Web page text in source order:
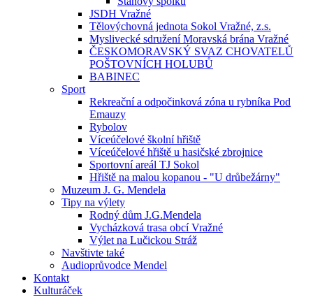
JSDH Vražné
Tělovýchovná jednota Sokol Vražné, z.s.
Myslivecké sdružení Moravská brána Vražné
ČESKOMORAVSKÝ SVAZ CHOVATELŮ
POŠTOVNÍCH HOLUBŮ
BABINEC
Sport
Rekreační a odpočinková zóna u rybníka Pod
Emauzy
Rybolov
Víceúčelové školní hřiště
Víceúčelové hřiště u hasičské zbrojnice
Sportovní areál TJ Sokol
Hřiště na malou kopanou - "U drůbežárny"
Muzeum J. G. Mendela
Tipy na výlety
Rodný dům J.G.Mendela
Vycházková trasa obcí Vražné
Výlet na Lučickou Stráž
Navštivte také
Audioprůvodce Mendel
Kontakt
Kulturáček